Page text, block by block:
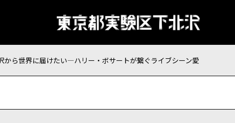
から世界に届けたい—ハリー・ボサートが繋ぐライブシーン愛